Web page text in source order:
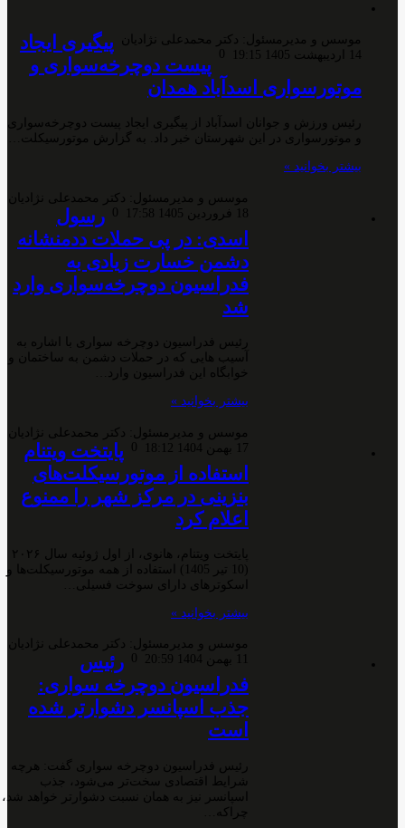
موسس و مدیرمسئول: دکتر محمدعلی نژادیان
14 اردیبهشت 1405 19:15
پیگیری ایجاد
پیست دوچرخه‌سواری و
موتورسواری اسدآباد همدان
رئیس ورزش و جوانان اسدآباد از پیگیری ایجاد پیست دوچرخه‌سواری
و موتورسواری در این شهرستان خبر داد. به گزارش موتورسیکلت…
بیشتر بخوانید »
موسس و مدیرمسئول: دکتر محمدعلی نژادیان
رسول
اسدی: در پی حملات ددمنشانه
دشمن خسارت زیادی به
فدراسیون دوچرخه‌سواری وارد
شد
رئیس فدراسیون دوچرخه سواری با اشاره به
آسیب هایی که در حملات دشمن به ساختمان و
خوابگاه این فدراسیون وارد…
بیشتر بخوانید »
موسس و مدیرمسئول: دکتر محمدعلی نژادیان
17 بهمن 1404 18:12
0
پایتخت ویتنام
استفاده از موتورسیکلت‌های
بنزینی در مرکز شهر را ممنوع
اعلام کرد
پایتخت ویتنام، هانوی، از اول ژوئیه سال ۲۰۲۶
(10 تیر 1405) استفاده از همه موتورسیکلت‌ها و
اسکوترهای دارای سوخت فسیلی…
بیشتر بخوانید »
موسس و مدیرمسئول: دکتر محمدعلی نژادیان
رئیس
فدراسیون دوچرخه سواری:
جذب اسپانسر دشوارتر شده
است
رئیس فدراسیون دوچرخه سواری گفت: هرچه
شرایط اقتصادی سخت‌تر می‌شود، جذب
اسپانسر نیز به همان نسبت دشوارتر خواهد شد،
چراکه…